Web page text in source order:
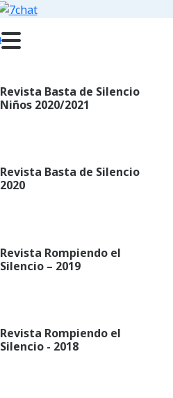
Revista Basta de Silencio
Niños 2020/2021
Revista Basta de Silencio
2020
Revista Rompiendo el
Silencio – 2019
Revista Rompiendo el
Silencio - 2018